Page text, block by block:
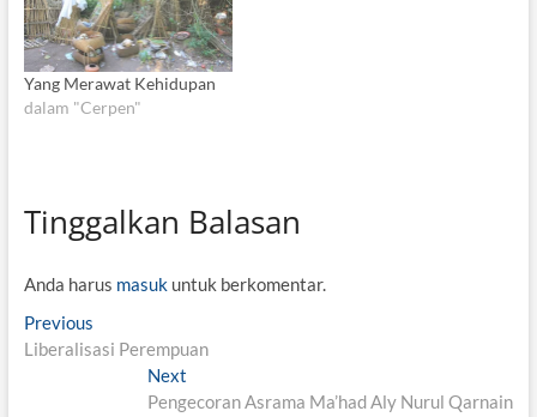
Yang Merawat Kehidupan
dalam "Cerpen"
Tinggalkan Balasan
Anda harus masukuntuk berkomentar.
N
a
Previous
r
Liberalisasi Perempuan
Next
e
Pengecoran Asrama Ma’had Aly Nurul Qarnain